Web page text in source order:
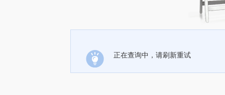
正在查询中，请刷新重试